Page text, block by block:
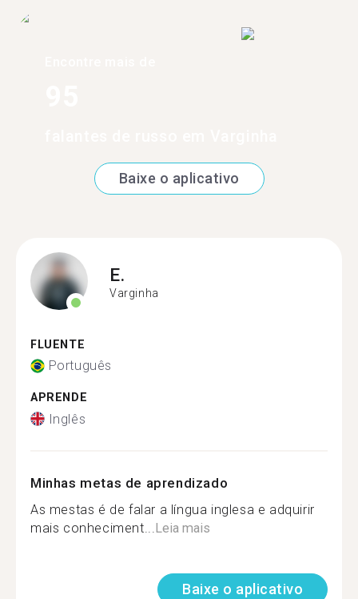
Baixe o aplicativo
E.
Varginha
FLUENTE
Português
APRENDE
Inglês
Minhas metas de aprendizado
As mestas é de falar a língua inglesa e adquirir
mais conheciment... Leia mais
Baixe o aplicativo